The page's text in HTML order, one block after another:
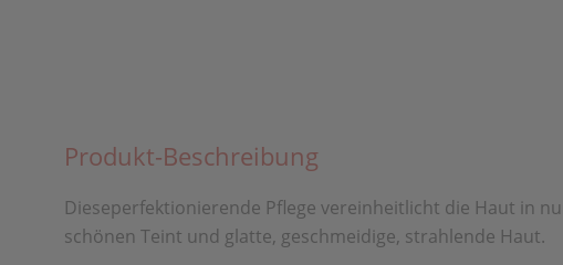
Produkt-Beschreibung
Dieseperfektionierende Pflege vereinheitlicht die Haut in
schönen Teint und glatte, geschmeidige, strahlende Haut.